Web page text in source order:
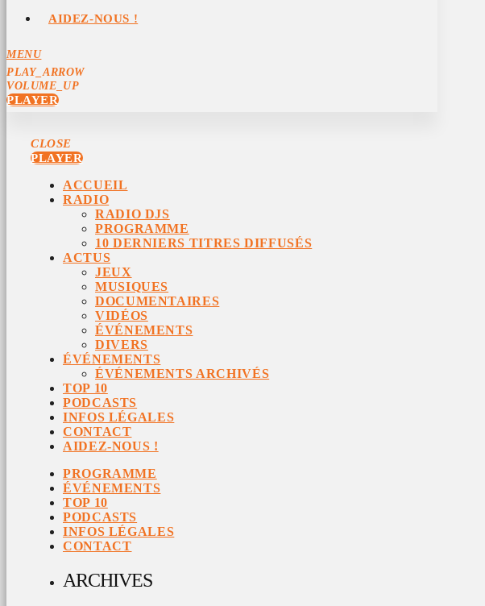
AIDEZ-NOUS !
MENU
PLAY_ARROW
VOLUME_UP
PLAYER
CLOSE
PLAYER
ACCUEIL
RADIO
RADIO DJS
PROGRAMME
10 DERNIERS TITRES DIFFUSÉS
ACTUS
JEUX
MUSIQUES
DOCUMENTAIRES
VIDÉOS
ÉVÉNEMENTS
DIVERS
ÉVÉNEMENTS
ÉVÉNEMENTS ARCHIVÉS
TOP 10
PODCASTS
INFOS LÉGALES
CONTACT
AIDEZ-NOUS !
PROGRAMME
ÉVÉNEMENTS
TOP 10
PODCASTS
INFOS LÉGALES
CONTACT
ARCHIVES